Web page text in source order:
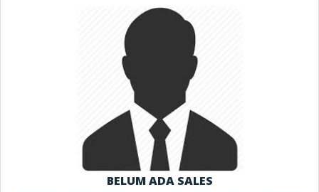
BELUM ADA SALES